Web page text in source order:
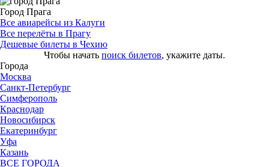
Город Прага
Все авиарейсы из Калуги
Все перелёты в Прагу
Дешевые билеты в Чехию
Чтобы начать поиск билетов, укажите даты.
Города
Москва
Санкт-Петербург
Симферополь
Краснодар
Новосибирск
Екатеринбург
Уфа
Казань
ВСЕ ГОРОДА